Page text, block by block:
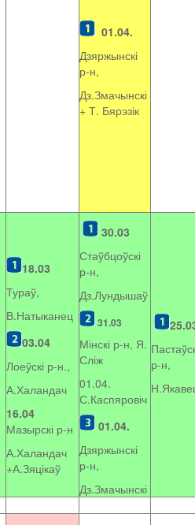
01.04.
Дзяржынскі
р-н,
Дз.Змачынскі
+ Т. Бярэзік
18.03
Тураў,
В.Натыканец
03.04
Лоеўскі р-н.,
А.Халандач
16.04
Мазырскі р-н
А.Халандач
+А.Зяцікаў
30.03
Стаўбцоўскі
р-н,
Дз.Лундышаў
31.03
Мінскі р-н, Я.
Сліж
01.04.
С.Каспяровіч
01.04.
Дзяржынскі
р-н,
Дз.Змачынскі
р-н,